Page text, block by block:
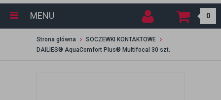
MENU 0
Strona główna
SOCZEWKI KONTAKTOWE
DAILIES® AquaComfort Plus® Multifocal 30 szt.